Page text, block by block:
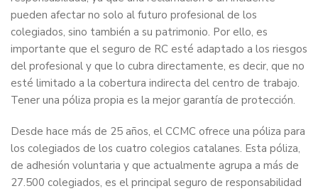
pueden afectar no solo al futuro profesional de los
colegiados, sino también a su patrimonio. Por ello, es
importante que el seguro de RC esté adaptado a los riesgos
del profesional y que lo cubra directamente, es decir, que no
esté limitado a la cobertura indirecta del centro de trabajo.
Tener una póliza propia es la mejor garantía de protección.
Desde hace más de 25 años, el CCMC ofrece una póliza para
los colegiados de los cuatro colegios catalanes. Esta póliza,
de adhesión voluntaria y que actualmente agrupa a más de
27.500 colegiados, es el principal seguro de responsabilidad